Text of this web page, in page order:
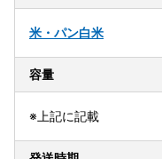
米・パン白米
容量
※上記に記載